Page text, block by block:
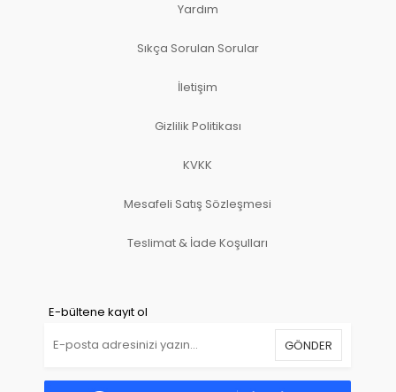
Yardım
Sıkça Sorulan Sorular
İletişim
Gizlilik Politikası
KVKK
Mesafeli Satış Sözleşmesi
Teslimat & İade Koşulları
E-bültene kayıt ol
GÖNDER